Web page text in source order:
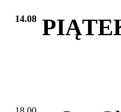
14.08